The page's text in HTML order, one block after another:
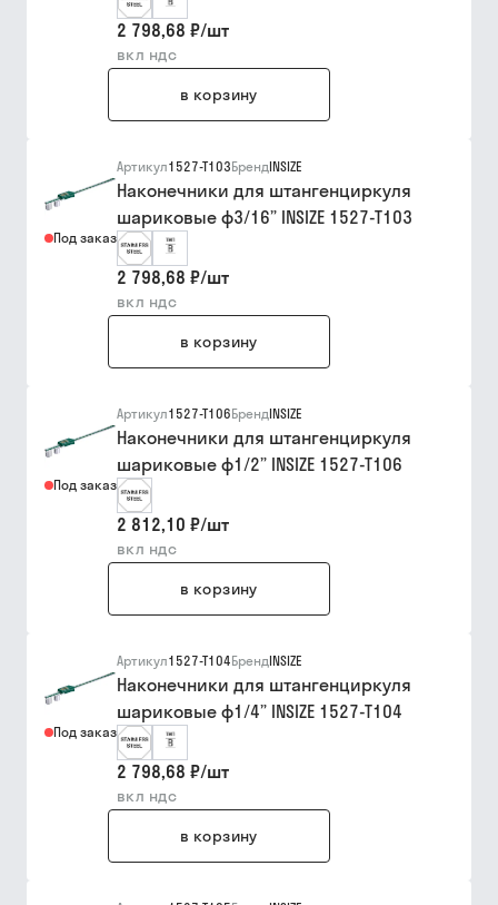
2 798,68 ₽/шт
вкл ндс
в корзину
Под заказ
Артикул1527-T103БрендINSIZE
Наконечники для штангенциркуля
шариковые ф3/16” INSIZE 1527-T103
2 798,68 ₽/шт
вкл ндс
в корзину
Под заказ
Артикул1527-T106БрендINSIZE
Наконечники для штангенциркуля
шариковые ф1/2” INSIZE 1527-T106
2 812,10 ₽/шт
вкл ндс
в корзину
Под заказ
Артикул1527-T104БрендINSIZE
Наконечники для штангенциркуля
шариковые ф1/4” INSIZE 1527-T104
2 798,68 ₽/шт
вкл ндс
в корзину